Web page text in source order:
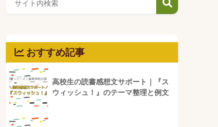
おすすめ記事
高校生の読書感想文サポート｜『ス
ウィッシュ！』のテーマ整理と例文